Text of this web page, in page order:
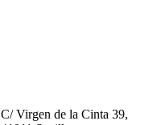
C/ Virgen de la Cinta 39,